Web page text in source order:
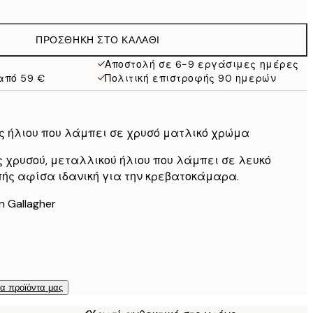
21,95 €
38 €
71,40 €
119 €
ΠΡΟΣΘΉΚΗ ΣΤΟ ΚΑΛΆΘΙ
Αποστολή σε 6-9 εργάσιμες ημέρες
59 €
Πολιτική επιστροφής 90 ημερών
ήλιου που λάμπει σε χρυσό ματλικό χρώμα
μεταλλικού ήλιου που λάμπει σε λευκό
αφίσα ιδανική για την κρεβατοκάμαρα.
Gallagher
προϊόντα μας